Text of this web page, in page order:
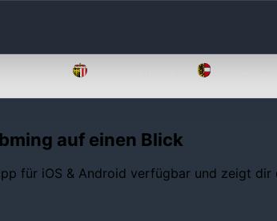
auf einen Blick
für iOS & Android verfügbar und zeigt